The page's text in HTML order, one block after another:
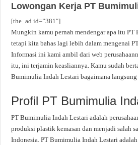
Lowongan Kerja PT
[the_ad id=”381″]
Mungkin kamu pernah mendengar apa itu
tetapi kita bahas lagi lebih dalam mengenai
Informasi ini kami ambil dari web
itu, ini terjamin keasliannya. Kamu sudah
Bumimulia Indah Lestari bagaimana
Profil PT Bumimulia
PT Bumimulia Indah Lestari adalah
produksi plastik kemasan dan menjadi salah
Indonesia. PT Bumimulia Indah Lestari